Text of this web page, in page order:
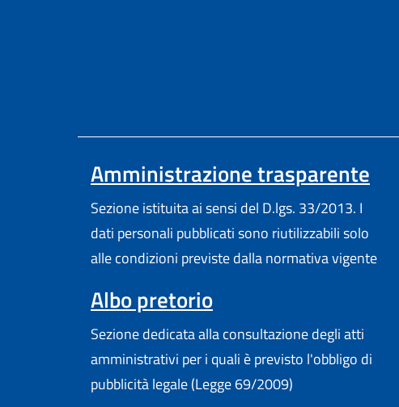
Amministrazione trasparente
Sezione istituita ai sensi del D.lgs. 33/2013. I
dati personali pubblicati sono riutilizzabili solo
alle condizioni previste dalla normativa vigente
Albo pretorio
Sezione dedicata alla consultazione degli atti
amministrativi per i quali è previsto l'obbligo di
pubblicità legale (Legge 69/2009)